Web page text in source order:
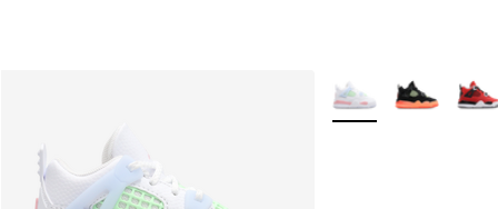
Meer kleuren